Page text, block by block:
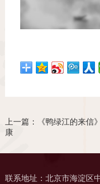
上一篇：《鸭绿江的来信
康
联系地址：北京市海淀区